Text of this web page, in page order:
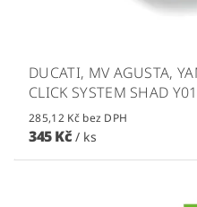
DUCATI, MV AGUSTA,
CLICK SYSTEM SHAD
285,12 Kč bez DPH
345 Kč / ks